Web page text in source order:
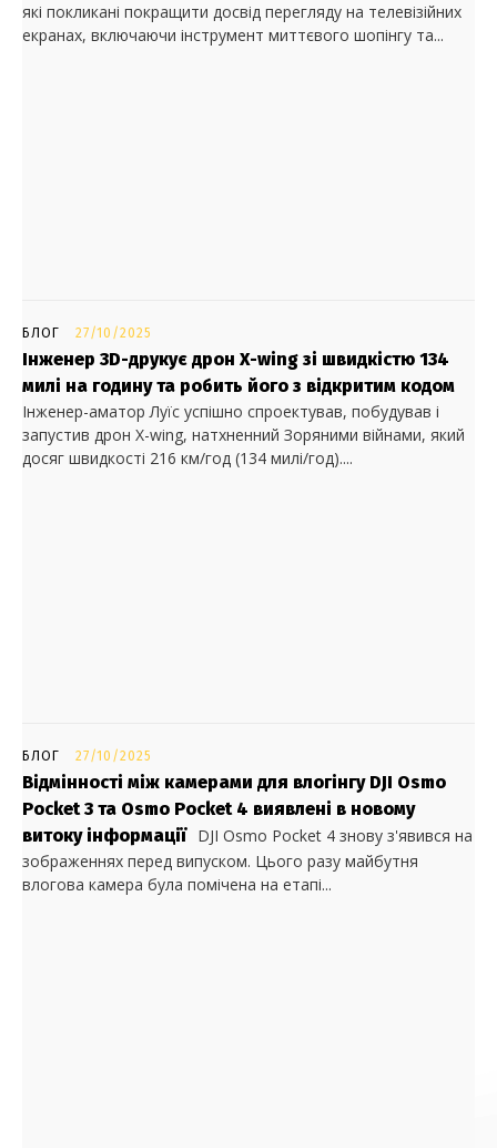
які покликані покращити досвід перегляду на телевізійних
екранах, включаючи інструмент миттєвого шопінгу та...
БЛОГ 27/10/2025
Інженер 3D-друкує дрон X-wing зі швидкістю 134
милі на годину та робить його з відкритим кодом
Інженер-аматор Луїс успішно спроектував, побудував і
запустив дрон X-wing, натхненний Зоряними війнами, який
досяг швидкості 216 км/год (134 милі/год)....
БЛОГ 27/10/2025
Відмінності між камерами для влогінгу DJI Osmo
Pocket 3 та Osmo Pocket 4 виявлені в новому
витоку інформації DJI Osmo Pocket 4 знову з'явився на
зображеннях перед випуском. Цього разу майбутня
влогова камера була помічена на етапі...